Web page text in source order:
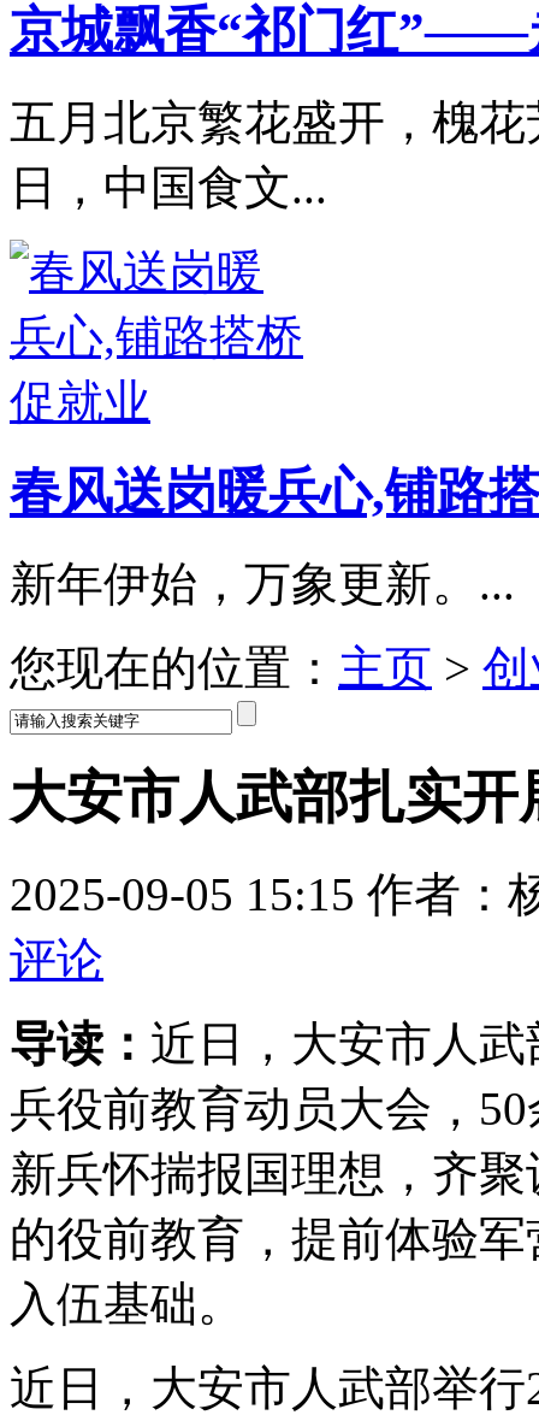
京城飘香“祁门红”——
五月北京繁花盛开，槐
日，中国食文...
春风送岗暖兵心,铺路
新年伊始，万象更新。...
您现在的位置： 主页 >
大安市人武部扎实
2025-09-05 15:15 作者
评论
导读： 近日，大安市人
兵役前教育动员大会，
新兵怀揣报国理想，齐
的役前教育，提前体验
入伍基础。
近日，大安市人武部举